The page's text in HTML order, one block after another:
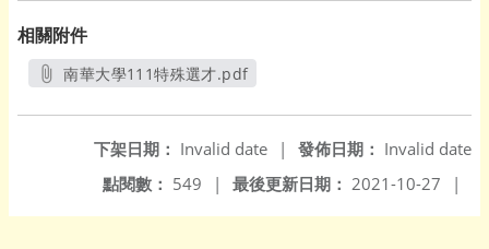
相關附件
南華大學111特殊選才.pdf
發佈日期： Invalid date
下架日期： Invalid date
|
最後更新日期： 2021-10-27 |
點閱數： 549 |